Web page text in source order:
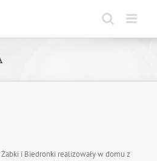
i Biedronki realizowały w domu z